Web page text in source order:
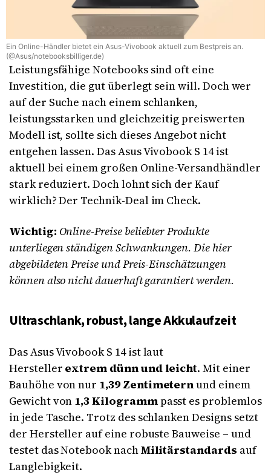
Ein Online-Händler bietet ein Asus-Vivobook aktuell zum Bestpreis an.
(@Asus/notebooksbilliger.de)
Leistungsfähige Notebooks sind oft eine
Investition, die gut überlegt sein will. Doch wer
auf der Suche nach einem schlanken,
leistungsstarken und gleichzeitig preiswerten
Modell ist, sollte sich dieses Angebot nicht
entgehen lassen. Das Asus Vivobook S 14 ist
aktuell bei einem großen Online-Versandhändler
stark reduziert. Doch lohnt sich der Kauf
wirklich? Der Technik-Deal im Check.
Wichtig: Online-Preise beliebter Produkte
unterliegen ständigen Schwankungen. Die hier
abgebildeten Preise und Preis-Einschätzungen
können also nicht dauerhaft garantiert werden.
Ultraschlank, robust, lange Akkulaufzeit
Das Asus Vivobook S 14 ist laut
Hersteller extrem dünn und leicht. Mit einer
Bauhöhe von nur 1,39 Zentimeternund einem
Gewicht von 1,3 Kilogrammpasst es problemlos
in jede Tasche. Trotz des schlanken Designs setzt
der Hersteller auf eine robuste Bauweise – und
testet das Notebook nachMilitärstandards auf
Langlebigkeit.